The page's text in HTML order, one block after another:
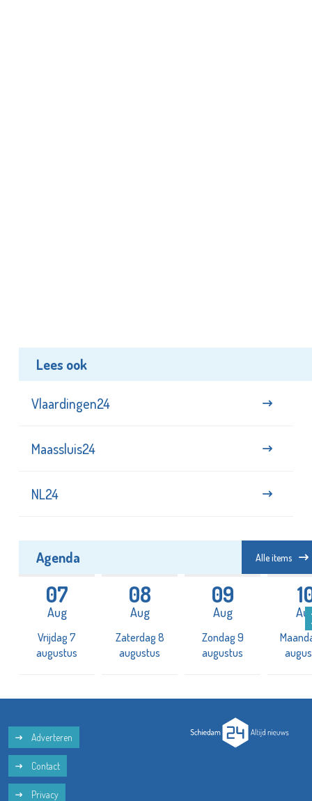
Lees ook
Vlaardingen24
Maassluis24
Agenda
07
Aug
augustus
08
Aug
augustus
09
Aug
augustus
Adverteren
Contact
Privacy